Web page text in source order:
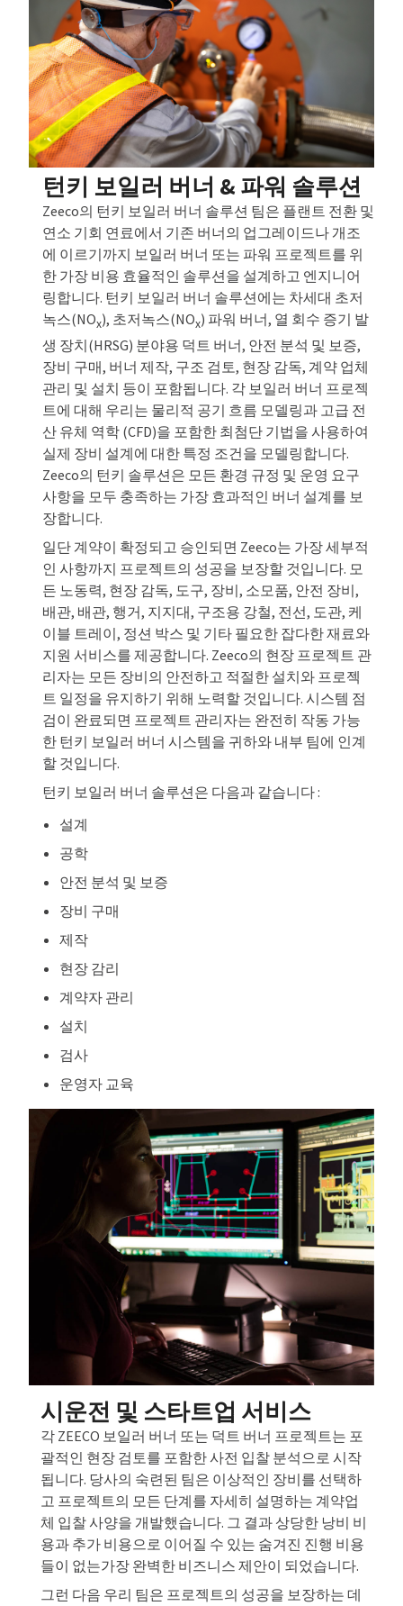
턴키 보일러 버너 & 파워 솔루션
Zeeco의 턴키 보일러 버너 솔루션 팀은 플랜트 전환 및
연소 기회 연료에서 기존 버너의 업그레이드나 개조
에 이르기까지 보일러 버너 또는 파워 프로젝트를 위
한 가장 비용 효율적인 솔루션을 설계하고 엔지니어
링합니다. 턴키 보일러 버너 솔루션에는 차세대 초저
녹스(NOx), 초저녹스(NOx) 파워 버너, 열 회수 증기 발
생 장치(HRSG) 분야용 덕트 버너, 안전 분석 및 보증,
장비 구매, 버너 제작, 구조 검토, 현장 감독, 계약 업체
관리 및 설치 등이 포함됩니다. 각 보일러 버너 프로젝
트에 대해 우리는 물리적 공기 흐름 모델링과 고급 전
산 유체 역학 (CFD)을 포함한 최첨단 기법을 사용하여
실제 장비 설계에 대한 특정 조건을 모델링합니다.
Zeeco의 턴키 솔루션은 모든 환경 규정 및 운영 요구
사항을 모두 충족하는 가장 효과적인 버너 설계를 보
장합니다.
일단 계약이 확정되고 승인되면 Zeeco는 가장 세부적
인 사항까지 프로젝트의 성공을 보장할 것입니다. 모
든 노동력, 현장 감독, 도구, 장비, 소모품, 안전 장비,
배관, 배관, 행거, 지지대, 구조용 강철, 전선, 도관, 케
이블 트레이, 정션 박스 및 기타 필요한 잡다한 재료와
지원 서비스를 제공합니다. Zeeco의 현장 프로젝트 관
리자는 모든 장비의 안전하고 적절한 설치와 프로젝
트 일정을 유지하기 위해 노력할 것입니다. 시스템 점
검이 완료되면 프로젝트 관리자는 완전히 작동 가능
한 턴키 보일러 버너 시스템을 귀하와 내부 팀에 인계
할 것입니다.
턴키 보일러 버너 솔루션은 다음과 같습니다 :
설계
공학
안전 분석 및 보증
장비 구매
제작
현장 감리
계약자 관리
설치
검사
운영자 교육
시운전 및 스타트업 서비스
각 ZEECO 보일러 버너 또는 덕트 버너 프로젝트는 포
괄적인 현장 검토를 포함한 사전 입찰 분석으로 시작
됩니다. 당사의 숙련된 팀은 이상적인 장비를 선택하
고 프로젝트의 모든 단계를 자세히 설명하는 계약업
체 입찰 사양을 개발했습니다. 그 결과 상당한 낭비 비
용과 추가 비용으로 이어질 수 있는 숨겨진 진행 비용
들이 없는가장 완벽한 비즈니스 제안이 되었습니다.
그런 다음 우리 팀은 프로젝트의 성공을 보장하는 데